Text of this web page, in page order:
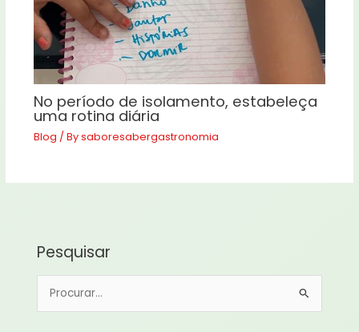
No período de isolamento, estabeleça
uma rotina diária
Blog / Bysaboresabergastronomia
Pesquisar